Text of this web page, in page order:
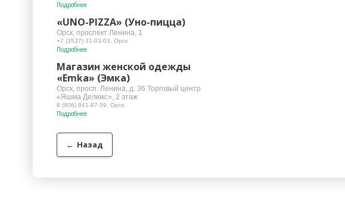
Подробнее
«UNO-PIZZA» (Уно-пицца)
Орск, проспект Ленина, 1
+7 (3537) 31-03-03, Орск
Подробнее
Магазин женской одежды
«Emka» (Эмка)
Орск, просп. Ленина, д. 36 Торговый центр
«Яшма Делюкс», 2 этаж
8 (906) 841-87-59, Орск
Подробнее
← Назад